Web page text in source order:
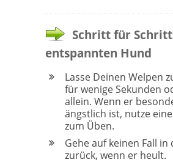
Schritt für
entspannten Hund
Lasse Deinen Welpen
für wenige Sekunden
allein. Wenn er
ängstlich ist, nutze
zum Üben.
Gehe auf keinen Fall in
zurück, wenn er heult.